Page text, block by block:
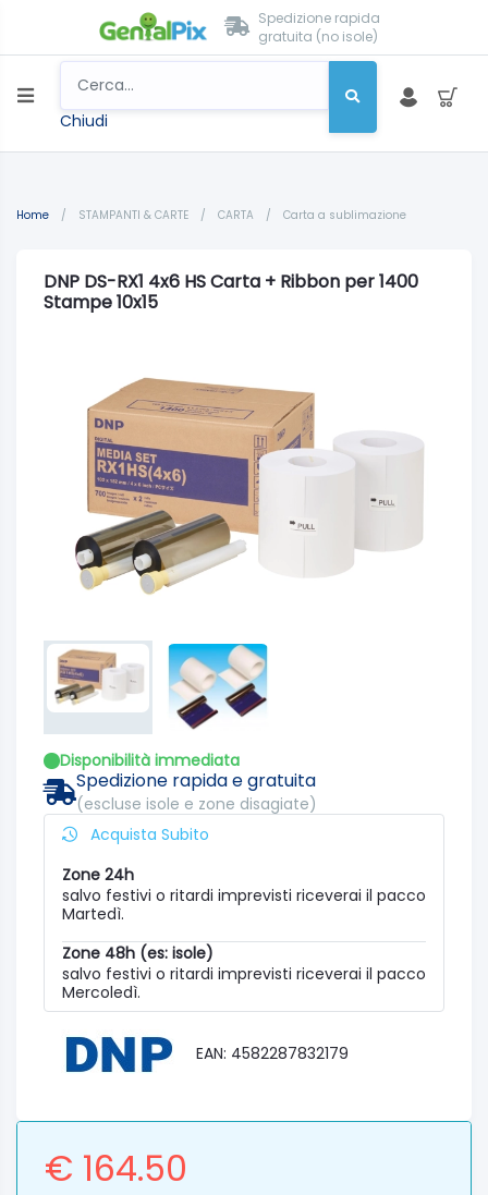
Spedizione rapida
gratuita (no isole)
Chiudi
Home / STAMPANTI & CARTE / CARTA / Carta a sublimazione
DNP DS-RX1 4x6 HS Carta + Ribbon per 1400
Stampe 10x15
Disponibilità immediata
Spedizione rapida e gratuita
(escluse isole e zone disagiate)
Acquista Subito
Zone 24h
salvo festivi o ritardi imprevisti riceverai il pacco
Martedì.
Zone 48h (es: isole)
salvo festivi o ritardi imprevisti riceverai il pacco
Mercoledì.
EAN: 4582287832179
€ 164.50